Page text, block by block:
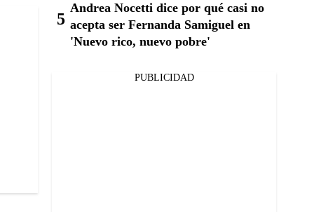
Andrea Nocetti dice por qué casi no
acepta ser Fernanda Samiguel en
'Nuevo rico, nuevo pobre'
PUBLICIDAD